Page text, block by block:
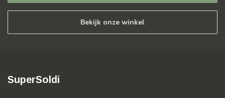
Bekijk onze winkel
SuperSoldi